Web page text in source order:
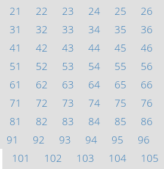
21
22 23 24 25 26
31
32 33 34 35 36
41
42 43 44 45 46
51
52 53 54 55 56
61
62 63 64 65 66
71
72 73 74 75 76
81
82 83 84 85 86
91
92 93 94 95 96
101
102 103 104 105